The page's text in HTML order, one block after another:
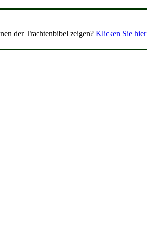
der Trachtenbibel zeigen? Klicken Sie hier